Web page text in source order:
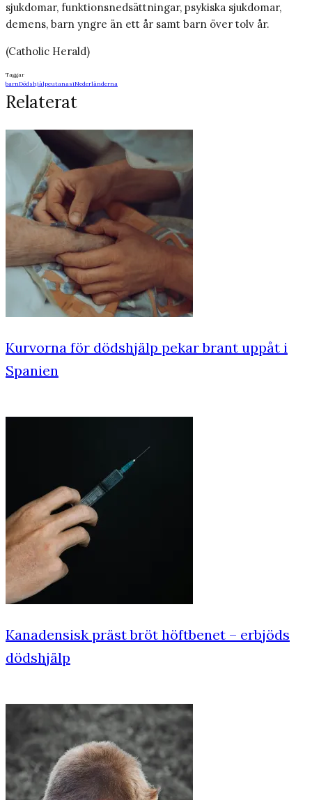
sjukdomar, funktionsnedsättningar, psykiska sjukdomar,
demens, barn yngre än ett år samt barn över tolv år.
(Catholic Herald)
Taggar
barnDödshjälpeutanasiNederländerna
Relaterat
Kurvorna för dödshjälp pekar brant uppåt i
Spanien
Kanadensisk präst bröt höftbenet – erbjöds
dödshjälp